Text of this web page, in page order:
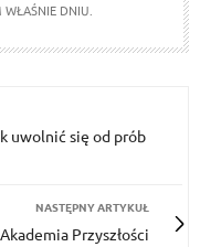
DNIU.
uwolnić się od prób
NASTĘPNY ARTYKUŁ
Przyszłości